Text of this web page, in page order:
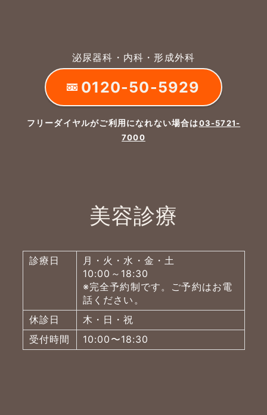
泌尿器科・内科・形成外科
0120-50-5929
フリーダイヤルがご利用になれない場合は03-5721-
7000
美容診療
診療日
月・火・水・金・土
10:00～18:30
※完全予約制です。ご予約はお電
話ください。
休診日
木・日・祝
受付時間
10:00〜18:30